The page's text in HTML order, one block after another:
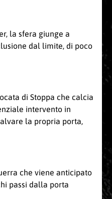
la sfera giunge a
dal limite, di poco
di Stoppa che calcia
intervento in
la propria porta,
che viene anticipato
passi dalla porta